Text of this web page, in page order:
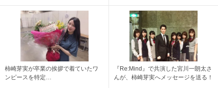
柿崎芽実が卒業の挨拶で着ていたワ
ンピースを特定…
『Re:Mind』で共演した宮川一朗太さ
んが、柿崎芽実へメッセージを送る！